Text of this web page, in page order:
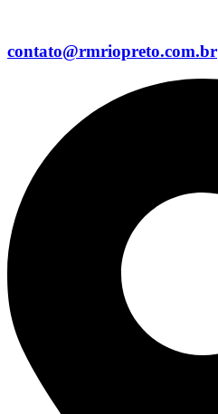
contato@rmriopreto.com.br